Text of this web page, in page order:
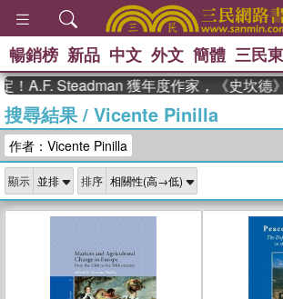
熱搜：
、 The Odyssey
獎 臺灣漫遊錄 、
登輝時代
數
偉大的迷走神經
暢銷榜 新品 中文 外文 簡體 三民
A.F. Steadman 獲年度作家，《史坎德
搜尋結果/ Vicente Pinilla
作者：Vicente Pinilla
顯示 排序